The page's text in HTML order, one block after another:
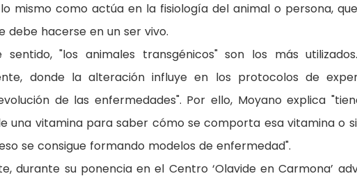
mismo como actúa en la fisiología del animal o persona,
debe hacerse en un ser vivo.
"los animales transgénicos" son los más
donde la alteración influye en los protocolos de
de las enfermedades". Por ello, Moyano explica
una vitamina para saber cómo se comporta esa vitamina o
se consigue formando modelos de enfermedad".
durante su ponencia en el Centro ‘Olavide en Carmona’